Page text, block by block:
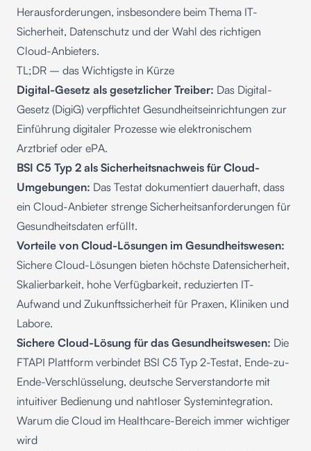
Herausforderungen, insbesondere beim Thema IT-
Sicherheit, Datenschutz und der Wahl des richtigen
Cloud-Anbieters.
TL;DR – das Wichtigste in Kürze
Digital-Gesetz als gesetzlicher Treiber: Das Digital-
Gesetz (DigiG) verpflichtet Gesundheitseinrichtungen zur
Einführung digitaler Prozesse wie elektronischem
Arztbrief oder ePA.
BSI C5 Typ 2 als Sicherheitsnachweis für Cloud-
Umgebungen: Das Testat dokumentiert dauerhaft, dass
ein Cloud-Anbieter strenge Sicherheitsanforderungen für
Gesundheitsdaten erfüllt.
Vorteile von Cloud-Lösungen im Gesundheitswesen:
Sichere Cloud-Lösungen bieten höchste Datensicherheit,
Skalierbarkeit, hohe Verfügbarkeit, reduzierten IT-
Aufwand und Zukunftssicherheit für Praxen, Kliniken und
Labore.
Sichere Cloud-Lösung für das Gesundheitswesen: Die
FTAPI Plattform verbindet BSI C5 Typ 2-Testat, Ende-zu-
Ende-Verschlüsselung, deutsche Serverstandorte mit
intuitiver Bedienung und nahtloser Systemintegration.
Warum die Cloud im Healthcare-Bereich immer wichtiger
wird